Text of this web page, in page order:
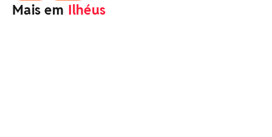
Mais em ⁠Ilhéus